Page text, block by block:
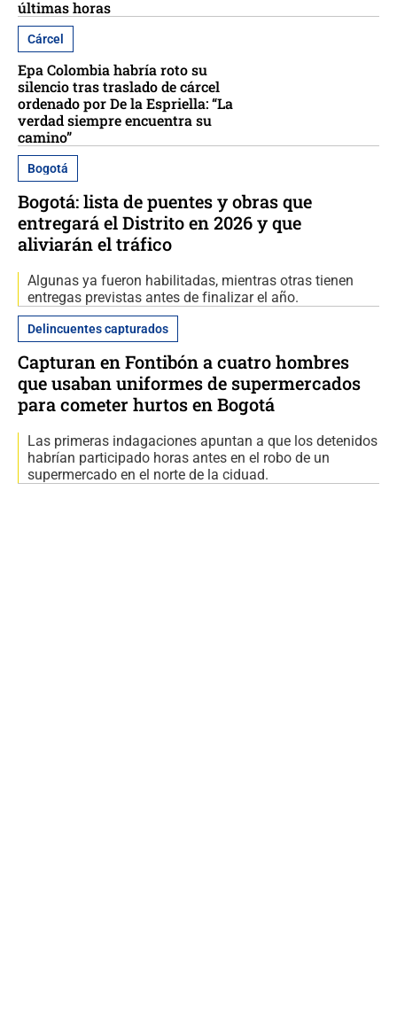
últimas horas
Cárcel
Epa Colombia habría roto su
silencio tras traslado de cárcel
ordenado por De la Espriella: “La
verdad siempre encuentra su
camino”
Bogotá
Bogotá: lista de puentes y obras que
entregará el Distrito en 2026 y que
aliviarán el tráfico
Algunas ya fueron habilitadas, mientras otras tienen
entregas previstas antes de finalizar el año.
Delincuentes capturados
Capturan en Fontibón a cuatro hombres
que usaban uniformes de supermercados
para cometer hurtos en Bogotá
Las primeras indagaciones apuntan a que los detenidos
habrían participado horas antes en el robo de un
supermercado en el norte de la ciduad.